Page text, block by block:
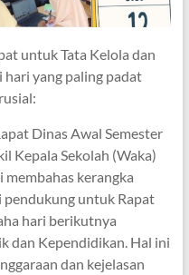
untuk Tata Kelola dan
hari yang paling padat
Dinas Awal Semester
Kepala Sekolah (Waka)
kerangka
pendukung untuk Rapat
hari berikutnya
dan Kependidikan. Hal ini
dan kejelasan